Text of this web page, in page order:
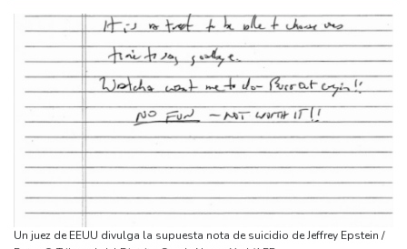
Un juez de EEUU divulga la supuesta nota de suicidio de Jeffrey Epstein /